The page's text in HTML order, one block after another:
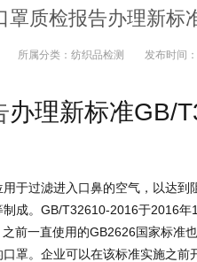
罩质检报告办理新标
所属分类： 纺织品检测 发布时间：
办理新标准GB/
于过滤进入口鼻的空气，以达到
成。GB/T32610-2016于2016年
前一直使用的GB2626国家标准
罩。企业可以在该标准实施之前